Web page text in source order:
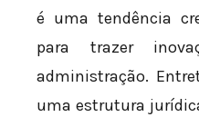
é uma tendência
para trazer
administração.
uma estrutura